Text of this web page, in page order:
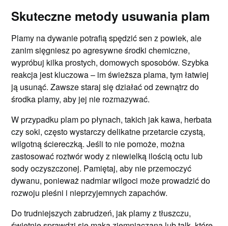
Skuteczne metody usuwania plam
Plamy na dywanie potrafią spędzić sen z powiek, ale
zanim sięgniesz po agresywne środki chemiczne,
wypróbuj kilka prostych, domowych sposobów. Szybka
reakcja jest kluczowa – im świeższa plama, tym łatwiej
ją usunąć. Zawsze staraj się działać od zewnątrz do
środka plamy, aby jej nie rozmazywać.
W przypadku plam po płynach, takich jak kawa, herbata
czy soki, często wystarczy delikatne przetarcie czystą,
wilgotną ściereczką. Jeśli to nie pomoże, można
zastosować roztwór wody z niewielką ilością octu lub
sody oczyszczonej. Pamiętaj, aby nie przemoczyć
dywanu, ponieważ nadmiar wilgoci może prowadzić do
rozwoju pleśni i nieprzyjemnych zapachów.
Do trudniejszych zabrudzeń, jak plamy z tłuszczu,